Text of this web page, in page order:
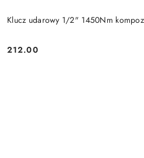
Klucz udarowy 1/2" 1450Nm
Cena:
212.00